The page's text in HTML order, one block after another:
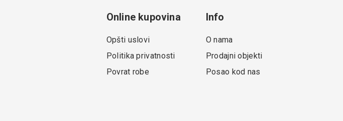
Online kupovina
Opšti uslovi
Politika privatnosti
Povrat robe
Info
O nama
Prodajni objekti
Posao kod nas